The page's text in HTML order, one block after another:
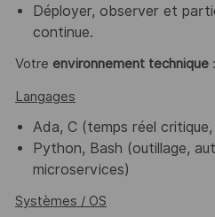
Déployer, observer et
continue.
Votre environnement technique:
Langages
Ada, C (temps réel
Python, Bash (outillage,
microservices)
Systèmes / OS